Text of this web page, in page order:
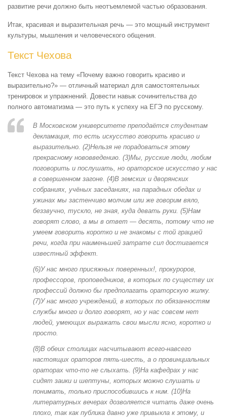
развитие речи должно быть неотъемлемой частью образования.
Итак, красивая и выразительная речь — это мощный инструмент
культуры, мышления и человеческого общения.
Текст Чехова
Текст Чехова на тему «Почему важно говорить красиво и
выразительно?» — отличный материал для самостоятельных
тренировок и упражнений. Довести навык сочинительства до
полного автоматизма — это путь к успеху на ЕГЭ по русскому.
В Московском университете преподаётся студентам
декламация, то есть искусство говорить красиво и
выразительно. (2)Нельзя не порадоваться этому
прекрасному нововведению. (3)Мы, русские люди, любим
поговорить и послушать, но ораторское искусство у нас
в совершенном загоне. (4)В земских и дворянских
собраниях, учёных заседаниях, на парадных обедах и
ужинах мы застенчиво молчим или же говорим вяло,
беззвучно, тускло, не зная, куда девать руки. (5)Нам
говорят слово, а мы в ответ — десять, потому что не
умеем говорить коротко и не знакомы с той грацией
речи, когда при наименьшей затрате сил достигается
известный эффект.
(6)У нас много присяжных поверенных!, прокуроров,
профессоров, проповедников, в которых по существу их
профессий должно бы предполагать ораторскую жилку.
(7)У нас много учреждений, в которых по обязанностям
службы много и долго говорят, но у нас совсем нет
людей, умеющих выражать свои мысли ясно, коротко и
просто.
(8)В обеих столицах насчитывают всего-навсего
настоящих ораторов пять-шесть, а о провинциальных
ораторах что-то не слыхать. (9)На кафедрах у нас
сидят заики и шептуны, которых можно слушать и
понимать, только приспособившись к ним. (10)На
литературных вечерах дозволяется читать даже очень
плохо, так как публика давно уже привыкла к этому, и